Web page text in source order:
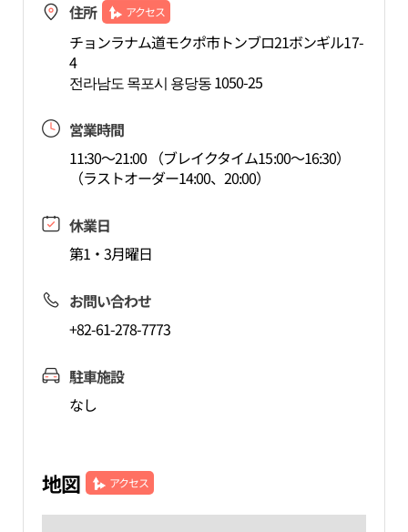
住所 アクセス
チョンラナム道モクポ市トンブロ21ボンギル17-
4
전라남도 목포시 용당동 1050-25
営業時間
11:30～21:00 （ブレイクタイム15:00～16:30）
（ラストオーダー14:00、20:00）
休業日
第1・3月曜日
お問い合わせ
+82-61-278-7773
駐車施設
なし
地図 アクセス